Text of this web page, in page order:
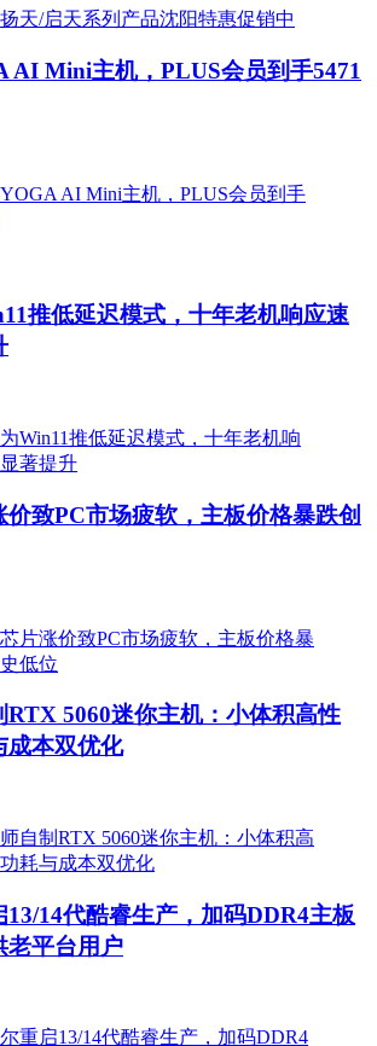
AI Mini主机，PLUS会员到手5471
推低延迟模式，十年老机响应速
价致PC市场疲软，主板价格暴跌创
RTX 5060迷你主机：小体积高性
成本双优化
13/14代酷睿生产，加码DDR4主板
老平台用户